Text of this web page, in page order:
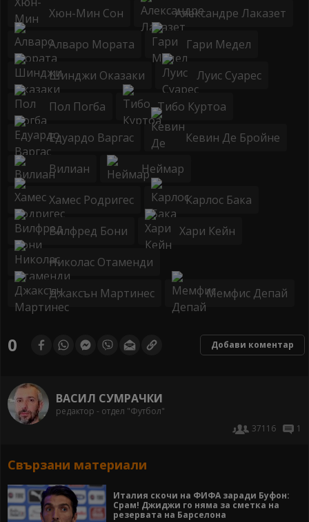
Хюн-Мин Сон Александре Лаказет
Алваро Мората Гари Медел
Шинджи Оказаки Луис Суарес
Пол Погба Тибо Куртоа
Едуардо Варгас Кевин Де Бройне
Вилиан Неймар
Хамес Родригес Карлос Бака
Вилфред Бони Хари Кейн
Николас Отаменди
Джаксън Мартинес Мемфис Депай
0 Добави коментар
ВАСИЛ СУМРАЧКИ
редактор - отдел "Футбол"
37116
1
Свързани материали
Италия скочи на ФИФА заради Буфон:
Срам! Джиджи го няма за сметка на
резервата на Барселона